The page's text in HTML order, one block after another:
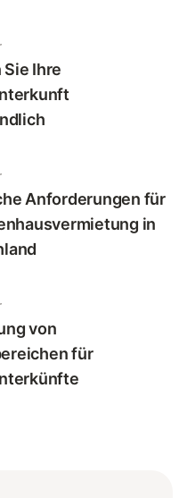
Sie Ihre
Anforderungen für
in
von
für